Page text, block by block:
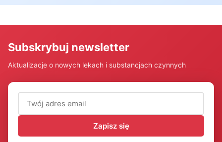
Subskrybuj newsletter
Aktualizacje o nowych lekach i substancjach czynnych
Adres email (wymagany)
Zapisz się